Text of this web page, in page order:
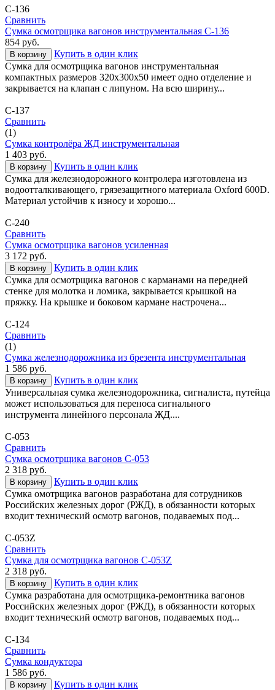
С-136
Сравнить
Сумка осмотрщика вагонов инструментальная С-136
854 руб.
В корзину
Купить в один клик
Сумка для осмотрщика вагонов инструментальная
компактных размеров 320х300х50 имеет одно отделение и
закрывается на клапан с липуном. На всю ширину...
С-137
Сравнить
(1)
Сумка контролёра ЖД инструментальная
1 403 руб.
В корзину
Купить в один клик
Сумка для железнодорожного контролера изготовлена из
водоотталкивающего, грязезащитного материала Oxford 600D.
Материал устойчив к износу и хорошо...
С-240
Сравнить
Сумка осмотрщика вагонов усиленная
3 172 руб.
В корзину
Купить в один клик
Сумка для осмотрщика вагонов с карманами на передней
стенке для молотка и ломика, закрывается крышкой на
пряжку. На крышке и боковом кармане настрочена...
С-124
Сравнить
(1)
Сумка железнодорожника из брезента инструментальная
1 586 руб.
В корзину
Купить в один клик
Универсальная сумка железнодорожника, сигналиста, путейца
может использоваться для переноса сигнального
инструмента линейного персонала ЖД....
С-053
Сравнить
Сумка осмотрщика вагонов С-053
2 318 руб.
В корзину
Купить в один клик
Сумка омотрщика вагонов разработана для сотрудников
Российских железных дорог (РЖД), в обязанности которых
входит технический осмотр вагонов, подаваемых под...
С-053Z
Сравнить
Сумка для осмотрщика вагонов С-053Z
2 318 руб.
В корзину
Купить в один клик
Сумка разработана для осмотрщика-ремонтника вагонов
Российских железных дорог (РЖД), в обязанности которых
входит технический осмотр вагонов, подаваемых под...
С-134
Сравнить
Сумка кондуктора
1 586 руб.
В корзину
Купить в один клик